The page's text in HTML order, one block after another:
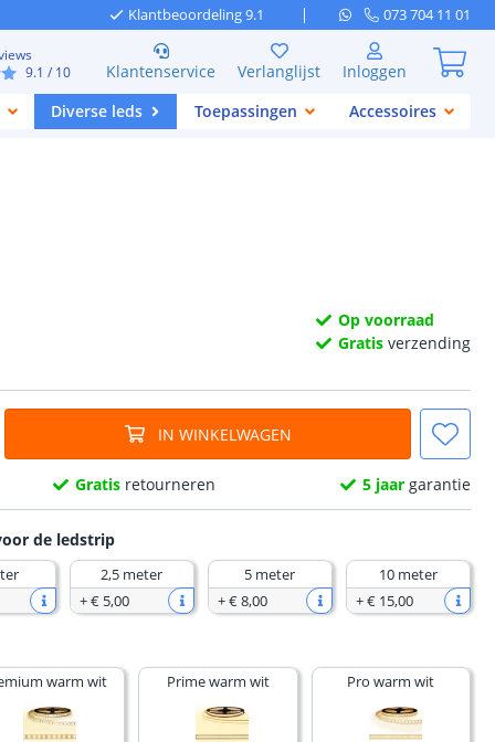
Klantbeoordeling 9.1 073 704 11 01
9.1 / 10 Klantenservice Verlanglijst
Inloggen
Diverse leds Toepassingen Accessoires
Op voorraad
Gratis verzending
IN WINKELWAGEN
Gratis retourneren 5 jaargarantie
de ledstrip
2,5 meter
+€ 5,00
5 meter
+€ 8,00
10 meter
+€ 15,00
warm wit Prime warm wit Pro warm wit